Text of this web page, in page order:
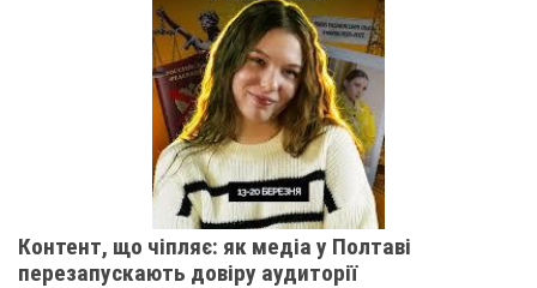
Контент, що чіпляє: як медіа у Полтаві
перезапускають довіру аудиторії